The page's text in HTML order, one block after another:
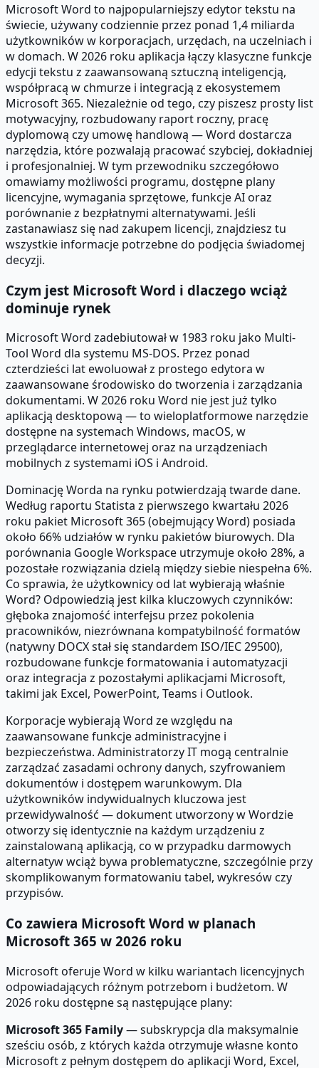
Microsoft Word to najpopularniejszy edytor tekstu na
świecie, używany codziennie przez ponad 1,4 miliarda
użytkowników w korporacjach, urzędach, na uczelniach i
w domach. W 2026 roku aplikacja łączy klasyczne funkcje
edycji tekstu z zaawansowaną sztuczną inteligencją,
współpracą w chmurze i integracją z ekosystemem
Microsoft 365. Niezależnie od tego, czy piszesz prosty list
motywacyjny, rozbudowany raport roczny, pracę
dyplomową czy umowę handlową — Word dostarcza
narzędzia, które pozwalają pracować szybciej, dokładniej
i profesjonalniej. W tym przewodniku szczegółowo
omawiamy możliwości programu, dostępne plany
licencyjne, wymagania sprzętowe, funkcje AI oraz
porównanie z bezpłatnymi alternatywami. Jeśli
zastanawiasz się nad zakupem licencji, znajdziesz tu
wszystkie informacje potrzebne do podjęcia świadomej
decyzji.
Czym jest Microsoft Word i dlaczego wciąż
dominuje rynek
Microsoft Word zadebiutował w 1983 roku jako Multi-
Tool Word dla systemu MS-DOS. Przez ponad
czterdzieści lat ewoluował z prostego edytora w
zaawansowane środowisko do tworzenia i zarządzania
dokumentami. W 2026 roku Word nie jest już tylko
aplikacją desktopową — to wieloplatformowe narzędzie
dostępne na systemach Windows, macOS, w
przeglądarce internetowej oraz na urządzeniach
mobilnych z systemami iOS i Android.
Dominację Worda na rynku potwierdzają twarde dane.
Według raportu Statista z pierwszego kwartału 2026
roku pakiet Microsoft 365 (obejmujący Word) posiada
około 66% udziałów w rynku pakietów biurowych. Dla
porównania Google Workspace utrzymuje około 28%, a
pozostałe rozwiązania dzielą między siebie niespełna 6%.
Co sprawia, że użytkownicy od lat wybierają właśnie
Word? Odpowiedzią jest kilka kluczowych czynników:
głęboka znajomość interfejsu przez pokolenia
pracowników, niezrównana kompatybilność formatów
(natywny DOCX stał się standardem ISO/IEC 29500),
rozbudowane funkcje formatowania i automatyzacji
oraz integracja z pozostałymi aplikacjami Microsoft,
takimi jak Excel, PowerPoint, Teams i Outlook.
Korporacje wybierają Word ze względu na
zaawansowane funkcje administracyjne i
bezpieczeństwa. Administratorzy IT mogą centralnie
zarządzać zasadami ochrony danych, szyfrowaniem
dokumentów i dostępem warunkowym. Dla
użytkowników indywidualnych kluczowa jest
przewidywalność — dokument utworzony w Wordzie
otworzy się identycznie na każdym urządzeniu z
zainstalowaną aplikacją, co w przypadku darmowych
alternatyw wciąż bywa problematyczne, szczególnie przy
skomplikowanym formatowaniu tabel, wykresów czy
przypisów.
Co zawiera Microsoft Word w planach
Microsoft 365 w 2026 roku
Microsoft oferuje Word w kilku wariantach licencyjnych
odpowiadających różnym potrzebom i budżetom. W
2026 roku dostępne są następujące plany:
Microsoft 365 Family— subskrypcja dla maksymalnie
sześciu osób, z których każda otrzymuje własne konto
Microsoft z pełnym dostępem do aplikacji Word, Excel,